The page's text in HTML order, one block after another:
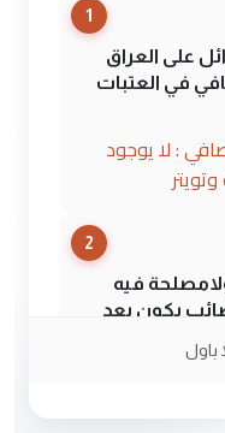
1
على العراق
في العتبات
: لا يوجود
2
فيه
يكون بعد
باول